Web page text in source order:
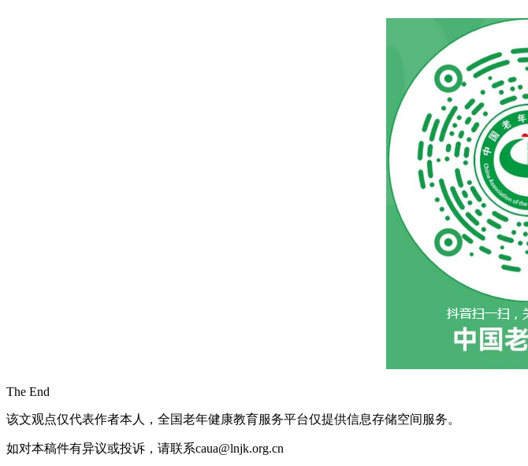
The End
该文观点仅代表作者本人，全国老年健康教育服务平台仅提供信息存储空间服务。
如对本稿件有异议或投诉，请联系caua@lnjk.org.cn